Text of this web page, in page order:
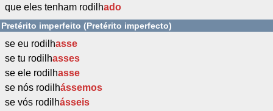
que eles tenham rodilhado
Pretérito imperfeito (Pretérito imperfecto)
se eu rodilhasse
se tu rodilhasses
se ele rodilhasse
se nós rodilhássemos
se vós rodilhásseis